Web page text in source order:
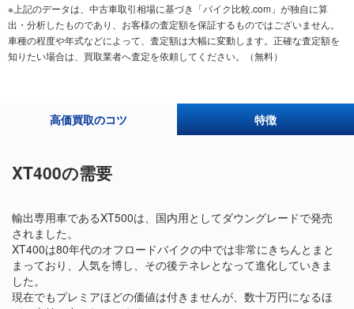
※上記のデータは、中古車取引相場に基づき「バイク比較.com」が独自に算
出・分析したものであり、お客様の査定額を保証するものではございません。
車種の程度や年式などによって、査定額は大幅に変動します。正確な査定額を
知りたい場合は、買取業者へ査定を依頼してください。（無料）
高価買取のコツ 特徴
XT400の需要
輸出専用車であるXT500は、国内用としてダウングレードで発売
されました。
XT400は80年代のオフロードバイクの中では非常にきちんとまと
まっており、人気を博し、その後テネレとなって進化していきま
した。
現在でもプレミアほどの価値は付きませんが、数十万円になるほ